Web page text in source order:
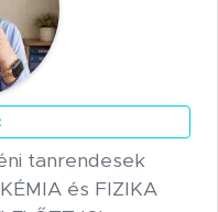
tanrendesek
és FIZIKA